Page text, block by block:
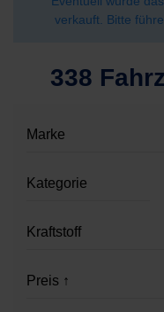
verkauft. Bitte
338